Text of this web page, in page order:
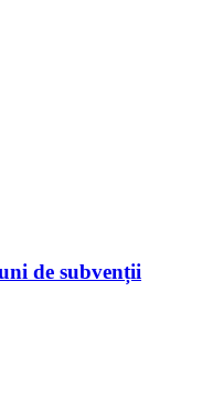
de subvenții